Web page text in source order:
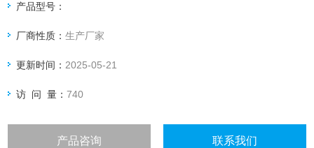
产品型号：
厂商性质：生产厂家
更新时间： 2025-05-21
访 问 量：740
产品咨询 联系我们